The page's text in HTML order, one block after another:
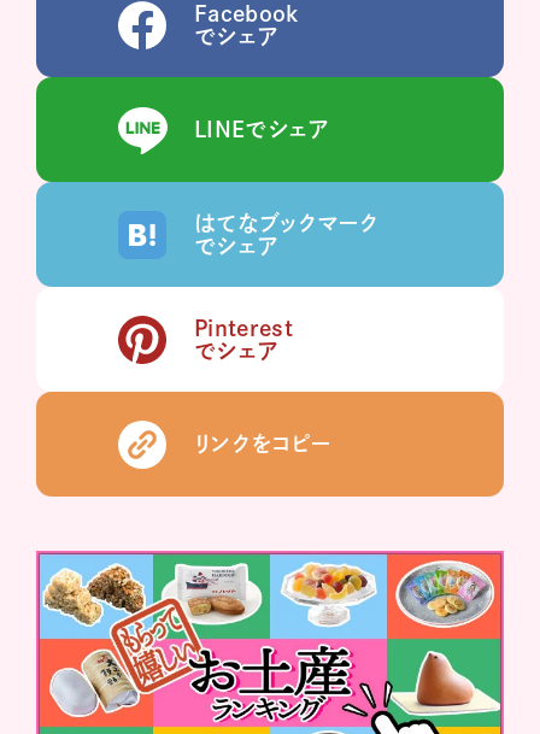
Facebook
でシェア
LINEでシェア
はてなブックマーク
でシェア
Pinterest
でシェア
リンクをコピー